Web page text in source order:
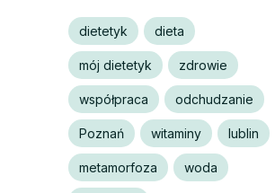
dietetyk dieta
mój dietetyk zdrowie
współpraca odchudzanie
Poznań witaminy lublin
metamorfoza woda